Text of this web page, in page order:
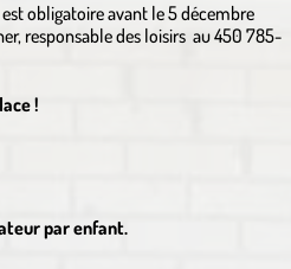
obligatoire avant le 5 décembre
responsable des loisirs au 450 785-
!
par enfant.